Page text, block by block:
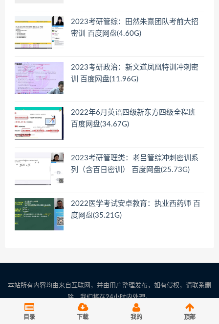
2023考研管综：田然朱熹团队考前大招
密训 百度网盘(4.60G)
2023考研政治：新文道凤凰特训冲刺密
训 百度网盘(11.96G)
2022年6月英语四级新东方四级全程班
百度网盘(34.67G)
2023考研管理类：老吕管综冲刺密训系
列（含百日密训） 百度网盘(25.73G)
2022医学考试安卓教育：执业西药师 百
度网盘(35.21G)
本站所有内容均由来自互联网，并由用户整理发布，如有侵权，请联系删
除，我们将在24小时内处理。
联系邮箱：server(at)woaikaoshi.cn 请将(at)替换成@
目录 下载 我的 顶部